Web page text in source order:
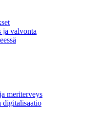
ja valvonta
meriterveys
digitalisaatio